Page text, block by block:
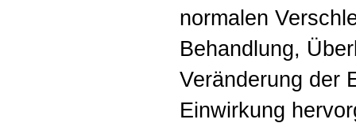
normalen
Behandlung,
Veränderung der
Einwirkung